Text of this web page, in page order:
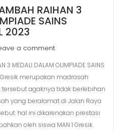
RAIHAN 3
SAINS
2023
a comment
3 MEDALI DALAM OLIMPIADE SAINS
1 Gresik merupakan madrasah
agaknya tidak berlebihan
yang beralamat di Jalan Raya
hal ini dikarenakan prestasi
oleh siswa MAN 1 Gresik.